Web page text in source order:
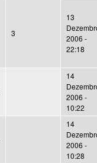
3
13
2006 -
22:18
14
2006 -
10:22
14
2006 -
10:28